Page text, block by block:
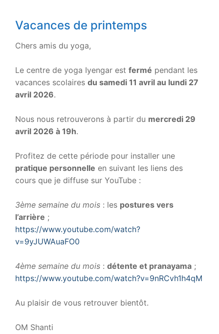
Vacances de printemps
Chers amis du yoga,
Le centre de yoga Iyengar est fermé pendant les
vacances scolaires du samedi 11 avril au lundi 27
avril 2026.
Nous nous retrouverons à partir du mercredi 29
avril 2026 à 19h.
Profitez de cette période pour installer une
pratique personnelle en suivant les liens des
cours que je diffuse sur YouTube :
3ème semaine du mois : les postures vers
l’arrière ;
https://www.youtube.com/watch?
v=9yJUWAuaFO0
4ème semaine du mois : détente et pranayama ;
https://www.youtube.com/watch?v=9nRCvh1h4qM
Au plaisir de vous retrouver bientôt.
OM Shanti